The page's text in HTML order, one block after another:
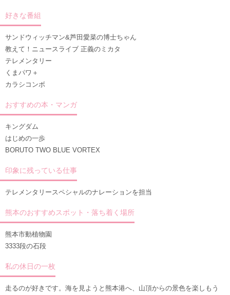
好きな番組
サンドウィッチマン&芦田愛菜の博士ちゃん
教えて！ニュースライブ 正義のミカタ
テレメンタリー
くまパワ＋
カラシコンボ
おすすめの本・マンガ
キングダム
はじめの一歩
BORUTO TWO BLUE VORTEX
印象に残っている仕事
テレメンタリースペシャルのナレーションを担当
熊本のおすすめスポット・落ち着く場所
熊本市動植物園
3333段の石段
私の休日の一枚
走るのが好きです。海を見ようと熊本港へ、山頂からの景色を楽しもう